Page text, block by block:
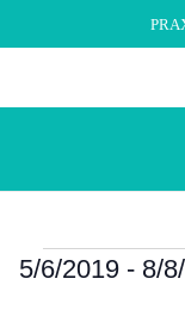
5/6/2019 - 8/